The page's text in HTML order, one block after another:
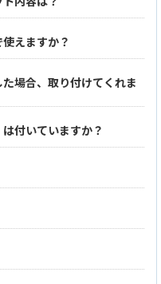
えますか？
場合、取り付けてくれま
付いていますか？